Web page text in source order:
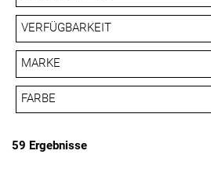
PREISFILTER
VERFÜGBARKEIT
MARKE
Bontrager Electra
FARBE
59 Ergebnisse